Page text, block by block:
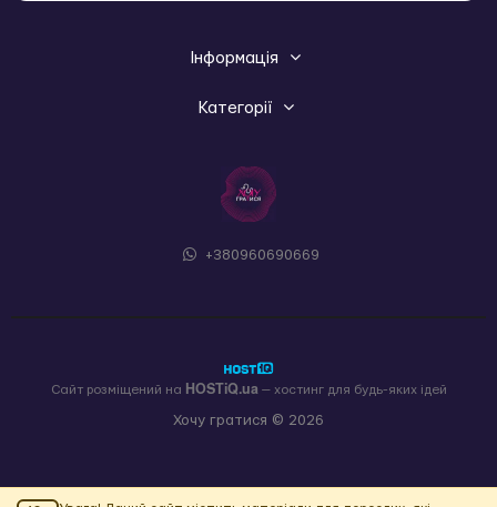
Інформація
Категорії
+380960690669
Хочу гратися © 2026
Сайт розміщений на HOSTiQ.ua— хостинг для будь-яких ідей